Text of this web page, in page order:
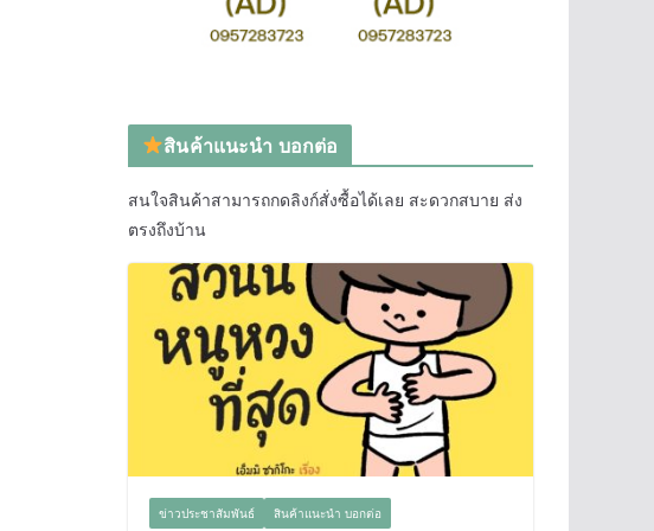
สินค้าแนะนำ บอกต่อ
สนใจสินค้าสามารถกดลิงก์สั่งซื้อได้เลย สะดวกสบาย ส่ง
ตรงถึงบ้าน
ข่าวประชาสัมพันธ์ สินค้าแนะนำ บอกต่อ